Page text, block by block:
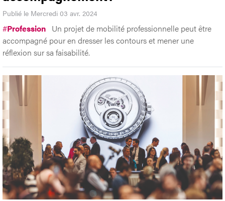
Publié le Mercredi 03 avr. 2024
#Profession Un projet de mobilité professionnelle peut être
accompagné pour en dresser les contours et mener une
réflexion sur sa faisabilité.